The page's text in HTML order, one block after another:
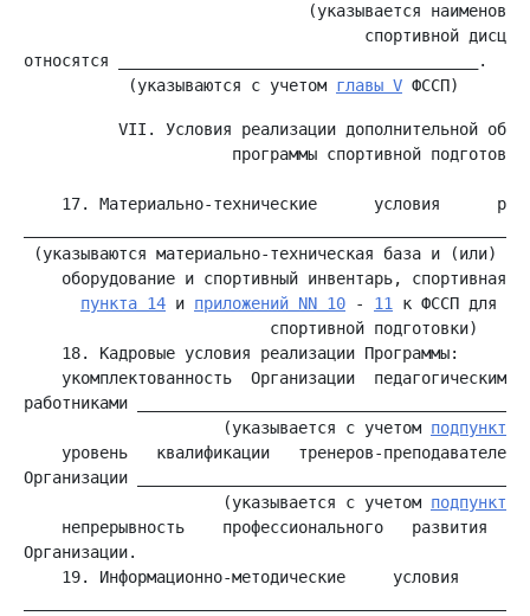
(указывается
спортивной
относятся ______________________________________.
           (указываются с учетом
главы V
VII. Условия реализации дополнительной
                      программы спортивной подготовки
17. Материально-технические      условия
(указываются материально-техническая база и (или)
оборудование и спортивный инвентарь, спортивная
пункта 14 и приложений NN 10 - 11
к ФССП для
укомплектованность  Организации
работниками
                     (указывается с учетом
подпункта
уровень   квалификации   тренеров-преподавателей
Организации
                     (указывается с учетом
подпункта
непрерывность    профессионального   развития
19. Информационно-методические     условия